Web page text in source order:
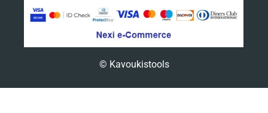
© Kavoukistools